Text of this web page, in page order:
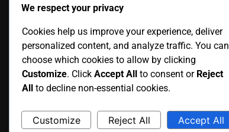
O nama
Kontaktirajte nas
Politika privatnosti
Language
Bosnian
We respect your privacy
Cookies help us improve your experience, deliver
personalized content, and analyze traffic. You can
choose which cookies to allow by clicking
Customize. Click Accept All to consent or Reject
All
to decline non-essential cookies.
Customize Reject All Accept All